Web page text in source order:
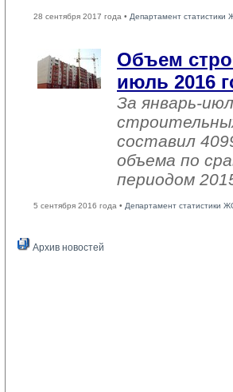
28 сентября 2017 года • Департамент статистики
Объем
июль 2016
За январь-
составил
объема по
периодом
5 сентября 2016 года • Департамент статистики
Архив новостей